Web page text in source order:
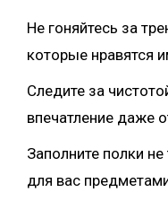
Не гоняйтесь за
которые нравятся
Следите за
впечатление даже
Заполните полки
для вас